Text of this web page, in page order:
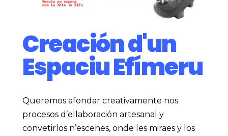
Creación d'un
Espaciu Efímeru
Queremos afondar creativamente nos
procesos d’ellaboración artesanal y
convetirlos n’escenes, onde les miraes y los